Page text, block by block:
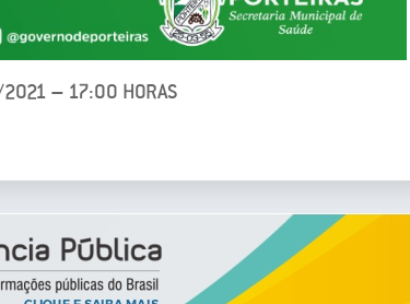
2021 – 17:00 HORAS